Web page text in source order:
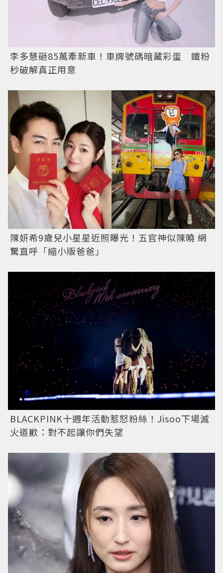
李多慧砸85萬牽新車！車牌號碼暗藏彩蛋 鐵粉
秒破解真正用意
陳妍希9歲兒小星星近照曝光！五官神似陳曉 網
驚直呼「縮小版爸爸」
BLACKPINK十週年活動惹怒粉絲！Jisoo下場滅
火道歉：對不起讓你們失望